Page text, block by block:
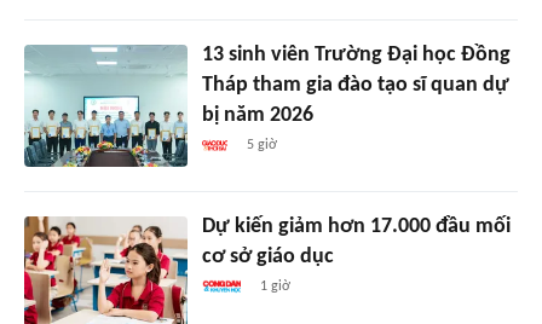
13 sinh viên Trường Đại học Đồng
Tháp tham gia đào tạo sĩ quan dự
bị năm 2026
5 giờ
Dự kiến giảm hơn 17.000 đầu mối
cơ sở giáo dục
1 giờ